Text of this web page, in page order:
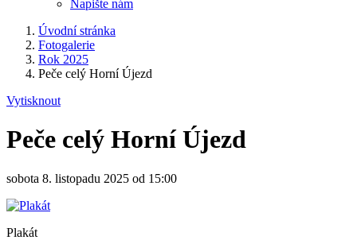
Napište nám
Úvodní stránka
Fotogalerie
Rok 2025
Peče celý Horní Újezd
Vytisknout
Peče celý Horní Újezd
sobota 8. listopadu 2025 od 15:00
Plakát